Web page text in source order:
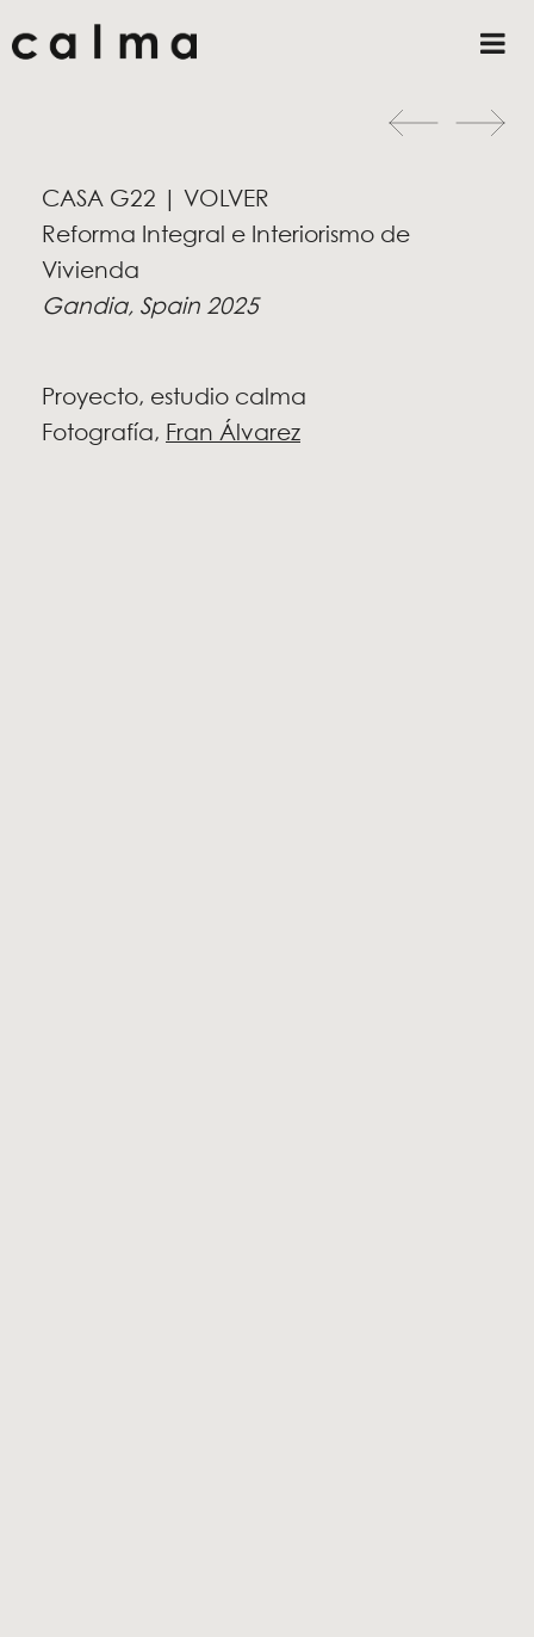
CASA G22 | VOLVER
Reforma Integral e Interiorismo de
Vivienda
Gandia, Spain 2025
Proyecto, estudio calma
Fotografía, Fran Álvarez